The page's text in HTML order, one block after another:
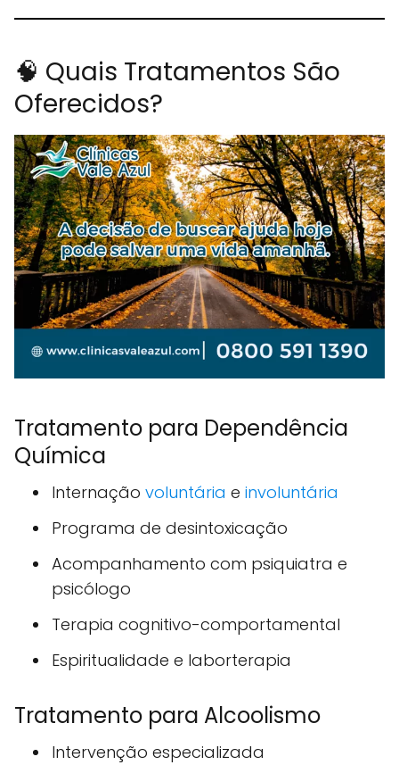
🧠 Quais Tratamentos São
Oferecidos?
Tratamento para Dependência
Química
Internação voluntária e involuntária
Programa de desintoxicação
Acompanhamento com psiquiatra e
psicólogo
Terapia cognitivo-comportamental
Espiritualidade e laborterapia
Tratamento para Alcoolismo
Intervenção especializada